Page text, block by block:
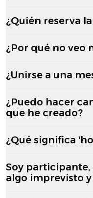
¿Quién reserva
¿Por qué no veo
¿Unirse a una
¿Puedo hacer
que he creado?
¿Qué significa
Soy participante,
algo imprevisto